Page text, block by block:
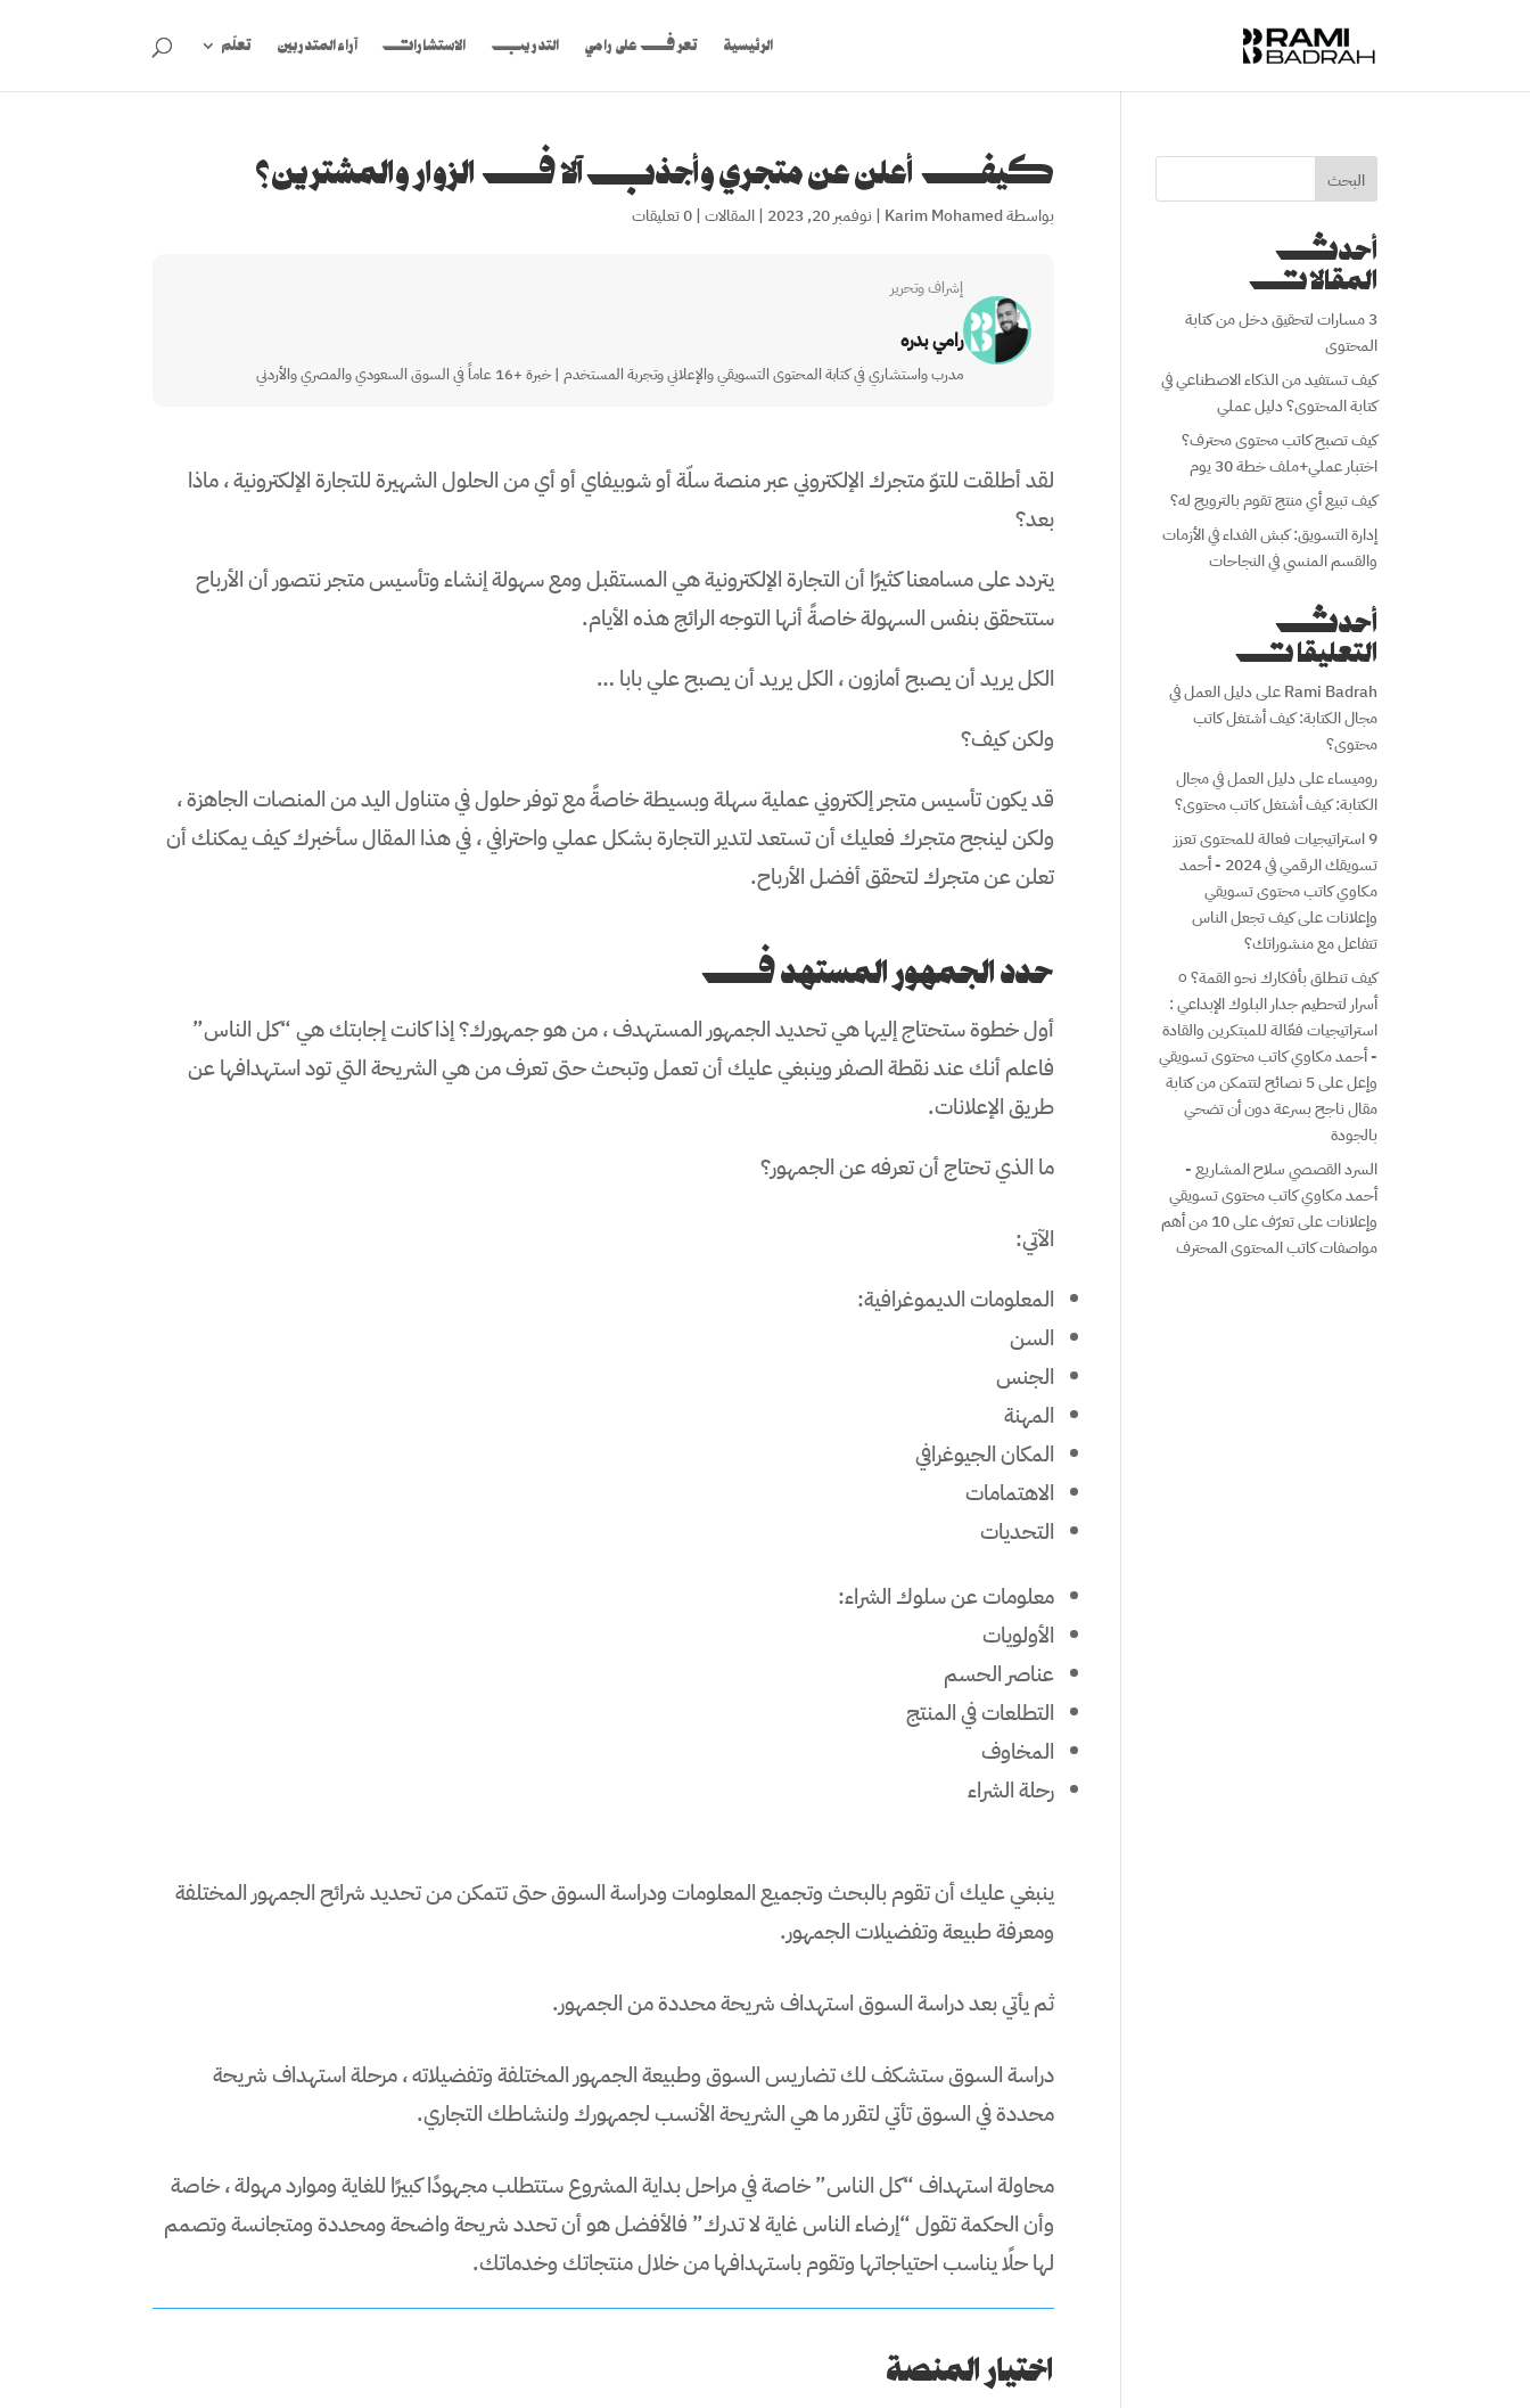
الرئيسية تعرف على رامي التدريب الاستشارات آراء المتدربين تعلّم
كيف أعلن عن متجري وأجذب آلاف الزوار والمشترين؟
بواسطةKarim Mohamed
|نوفمبر 20, 2023 |المقالات|0 تعليقات
إشراف وتحرير
رامي بدره
مدرب واستشاري في كتابة المحتوى التسويقي والإعلاني وتجربة المستخدم | خبرة +16 عاماً في السوق السعودي والمصري والأردني
لقد أطلقت للتوّ متجرك الإلكتروني عبر منصة سلّة أو شوبيفاي أو أي من الحلول الشهيرة للتجارة الإلكترونية ، ماذا
بعد؟
يتردد على مسامعنا كثيرًا أن التجارة الإلكترونية هي المستقبل ومع سهولة إنشاء وتأسيس متجر نتصور أن الأرباح
ستتحقق بنفس السهولة خاصةً أنها التوجه الرائج هذه الأيام.
الكل يريد أن يصبح أمازون ، الكل يريد أن يصبح علي بابا …
ولكن كيف؟
قد يكون تأسيس متجر إلكتروني عملية سهلة وبسيطة خاصةً مع توفر حلول في متناول اليد من المنصات الجاهزة ،
ولكن لينجح متجرك فعليك أن تستعد لتدير التجارة بشكل عملي واحترافي ، في هذا المقال سأخبرك كيف يمكنك أن
تعلن عن متجرك لتحقق أفضل الأرباح.
حدد الجمهور المستهدف
أول خطوة ستحتاج إليها هي تحديد الجمهور المستهدف ، من هو جمهورك؟ إذا كانت إجابتك هي “كل الناس”
فاعلم أنك عند نقطة الصفر وينبغي عليك أن تعمل وتبحث حتى تعرف من هي الشريحة التي تود استهدافها عن
طريق الإعلانات.
ما الذي تحتاج أن تعرفه عن الجمهور؟
الآتي:
المعلومات الديموغرافية:
السن
الجنس
المهنة
المكان الجيوغرافي
الاهتمامات
التحديات
معلومات عن سلوك الشراء:
الأولويات
عناصر الحسم
التطلعات في المنتج
المخاوف
رحلة الشراء
ينبغي عليك أن تقوم بالبحث وتجميع المعلومات ودراسة السوق حتى تتمكن من تحديد شرائح الجمهور المختلفة
ومعرفة طبيعة وتفضيلات الجمهور.
ثم يأتي بعد دراسة السوق استهداف شريحة محددة من الجمهور.
دراسة السوق ستشكف لك تضاريس السوق وطبيعة الجمهور المختلفة وتفضيلاته ، مرحلة استهداف شريحة
محددة في السوق تأتي لتقرر ما هي الشريحة الأنسب لجمهورك ولنشاطك التجاري.
محاولة استهداف “كل الناس” خاصة في مراحل بداية المشروع ستتطلب مجهودًا كبيرًا للغاية وموارد مهولة ، خاصة
وأن الحكمة تقول “إرضاء الناس غاية لا تدرك” فالأفضل هو أن تحدد شريحة واضحة ومحددة ومتجانسة وتصمم
لها حلًا يناسب احتياجاتها وتقوم باستهدافها من خلال منتجاتك وخدماتك.
اختيار المنصة
البحث
أحدث
المقالات
3 مسارات لتحقيق دخل من كتابة
المحتوى
كيف تستفيد من الذكاء الاصطناعي في
كتابة المحتوى؟ دليل عملي
كيف تصبح كاتب محتوى محترف؟
اختبار عملي+ملف خطة 30 يوم
كيف تبيع أي منتج تقوم بالترويج له؟
إدارة التسويق: كبش الفداء في الأزمات
والقسم المنسي في النجاحات
أحدث
التعليقات
Rami Badrahعلىدليل العمل في
مجال الكتابة: كيف أشتغل كاتب
محتوى؟
روميساءعلىدليل العمل في مجال
الكتابة: كيف أشتغل كاتب محتوى؟
9 استراتيجيات فعالة للمحتوى تعزز
تسويقك الرقمي في 2024 - أحمد
مكاوي كاتب محتوى تسويقي
وإعلاناتعلىكيف تجعل الناس
تتفاعل مع منشوراتك؟
كيف تنطلق بأفكارك نحو القمة؟ ٥
أسرار لتحطيم جدار البلوك الإبداعي :
استراتيجيات فعّالة للمبتكرين والقادة
- أحمد مكاوي كاتب محتوى تسويقي
وإعلعلى 5 نصائح لتتمكن من كتابة
مقال ناجح بسرعة دون أن تضحي
بالجودة
السرد القصصي سلاح المشاريع -
أحمد مكاوي كاتب محتوى تسويقي
وإعلاناتعلى
تعرّف على 10 من أهم
مواصفات كاتب المحتوى المحترف